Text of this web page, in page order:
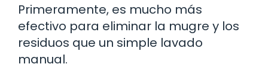
Primeramente, es mucho más
efectivo para eliminar la mugre y los
residuos que un simple lavado
manual.